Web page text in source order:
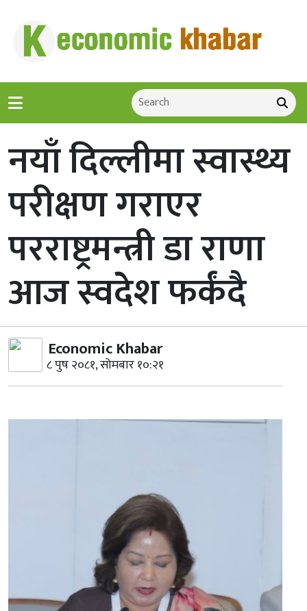
नयाँ दिल्लीमा स्वास्थ्य
परीक्षण गराएर
परराष्ट्रमन्त्री डा राणा
आज स्वदेश फर्कंदै
Economic Khabar
८ पुष २०८१, सोमबार १०:२१